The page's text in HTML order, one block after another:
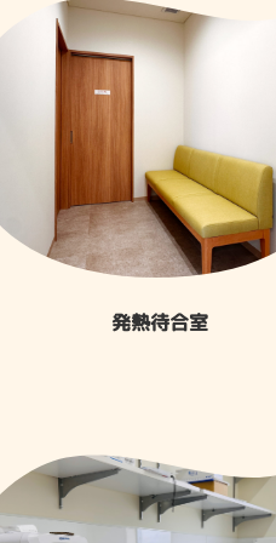
発熱待合室